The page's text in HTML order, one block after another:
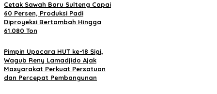
Cetak Sawah Baru Sulteng Capai
60 Persen, Produksi Padi
Diproyeksi Bertambah Hingga
61.080 Ton
Pimpin Upacara HUT ke-18 Sigi,
Wagub Reny Lamadjido Ajak
Masyarakat Perkuat Persatuan
dan Percepat Pembangunan